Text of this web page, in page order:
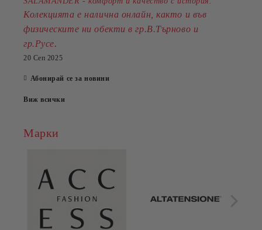
Колекцията е налична онлайн, както и във
физическите ни обекти в гр.В.Търново и
гр.Русе.
20 Сеп 2025
Абонирай се за новини
Виж всички
Марки